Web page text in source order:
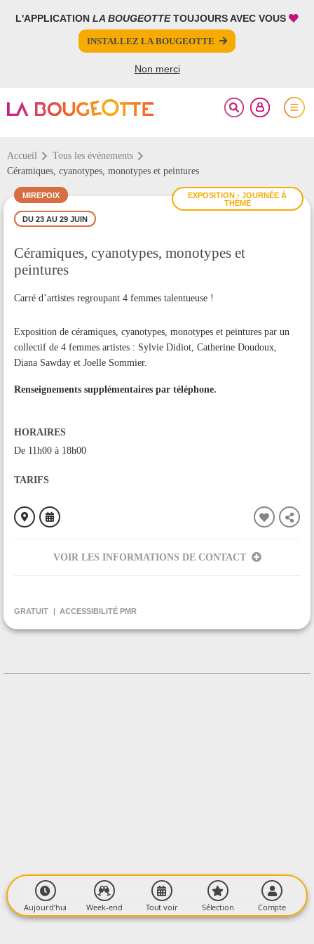
L'APPLICATION LA BOUGEOTTETOUJOURS AVEC VOUS
INSTALLEZ LA BOUGEOTTE
Non merci
Accueil
Tous les événements
Céramiques, cyanotypes, monotypes et peintures
EXPOSITION - JOURNÉE À
THÈME
MIREPOIX
DU 23 AU 29 JUIN
Céramiques, cyanotypes, monotypes et
peintures
Carré d’artistes regroupant 4 femmes talentueuse !
Exposition de céramiques, cyanotypes, monotypes et peintures par un
collectif de 4 femmes artistes : Sylvie Didiot, Catherine Doudoux,
Diana Sawday et Joelle Sommier.
Renseignements supplémentaires par téléphone.
HORAIRES
De 11h00 à 18h00
TARIFS
VOIR LES INFORMATIONS DE CONTACT
GRATUIT ACCESSIBILITÉ PMR
FERMER
PARTAGER
Aujourd’hui Week-end Tout voir Sélection Compte
FERMER
Votre inscription à la newsletter a été effectuée.